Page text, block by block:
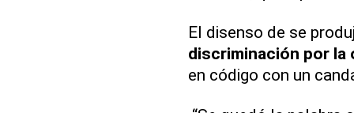
El disenso de se
discriminación por la
en código con un